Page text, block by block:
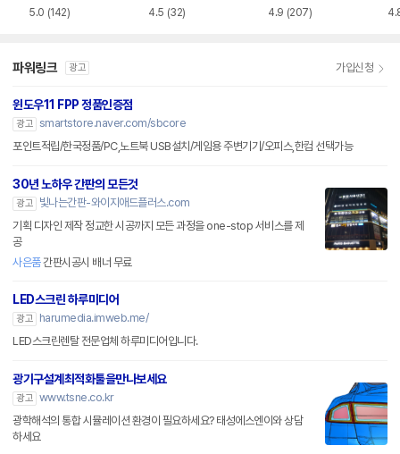
5.0 (142) 4.5 (32) 4.9 (207)
파워링크 광고 가입신청
윈도우11 FPP 정품인증점
광고 smartstore.naver.com/sbcore
포인트적립/한국정품/PC,노트북 USB설치/게임용 주변기기/오피스,한컴 선택가능
30년 노하우 간판의 모든것
광고
빛나는간판-와이지애드플러스.com
기획 디자인 제작 정교한 시공까지 모든 과정을 one-stop 서비스를 제
공
사은품간판시공시 배너 무료
LED스크린 하루미디어
광고
harumedia.imweb.me/
LED스크린렌탈 전문업체 하루미디어입니다.
광기구설계최적화툴을만나보세요
광고 www.tsne.co.kr
광학해석의 통합 시뮬레이션 환경이 필요하세요? 태성에스엔이와 상담
하세요